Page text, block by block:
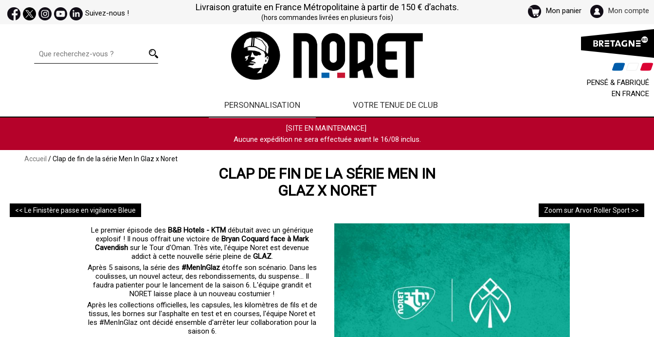
Suivez-nous !
Livraison gratuite en France Métropolitaine à partir de 150 € d’achats.
(hors commandes livrées en plusieurs fois)
Mon panier Mon compte
PENSÉ & FABRIQUÉ
EN FRANCE
PERSONNALISATION VOTRE TENUE DE CLUB
[SITE EN MAINTENANCE]
Aucune expédition ne sera effectuée avant le 16/08 inclus.
Accueil / Clap de fin de la série Men In Glaz x Noret
CLAP DE FIN DE LA SÉRIE MEN IN
GLAZ X NORET
<< Le Finistère passe en vigilance Bleue Zoom sur Arvor Roller Sport >>
Le premier épisode des B&B Hotels - KTMdébutait avec un générique
explosif ! Il nous offrait une victoire de Bryan Coquard face à Mark
Cavendish sur le Tour d'Oman. Très vite, l'équipe Noret est devenue
addict à cette nouvelle série pleine de GLAZ.
Après 5 saisons, la série des #MenInGlazétoffe son scénario. Dans les
coulisses, un nouvel acteur, des rebondissements, du suspense... Il
faudra patienter pour le lancement de la saison 6. L'équipe grandit et
NORET laisse place à un nouveau costumier !
Après les collections officielles, les capsules, les kilomètres de fils et de
tissus, les bornes sur l'asphalte en test et en courses, l'équipe Noret et
les #MenInGlaz ont décidé ensemble d'arrêter leur collaboration pour la
saison 6.